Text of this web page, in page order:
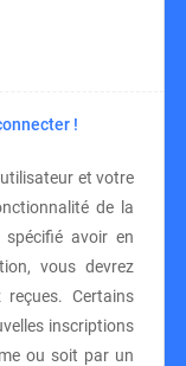
!
et votre
de la
avoir en
vous devrez
Certains
inscriptions
ou soit par un